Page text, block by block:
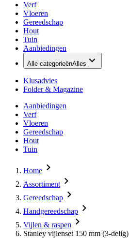
Verf
Vloeren
Gereedschap
Hout
Tuin
Aanbiedingen
Alle categorieënAlles
Klusadvies
Folder & Magazine
Aanbiedingen
Verf
Vloeren
Gereedschap
Hout
Tuin
Home
Assortiment
Gereedschap
Handgereedschap
Vijlen & raspen
Stanley vijlenset 150 mm (3-delig)